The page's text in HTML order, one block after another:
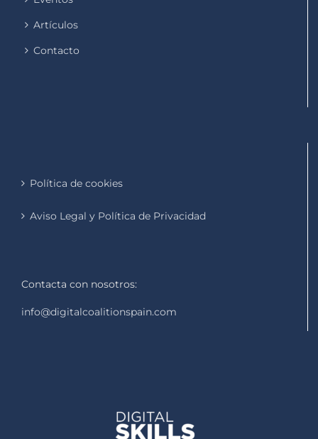
Artículos
Contacto
Política de cookies
Aviso Legal y Política de Privacidad
Contacta con nosotros:
info@digitalcoalitionspain.com